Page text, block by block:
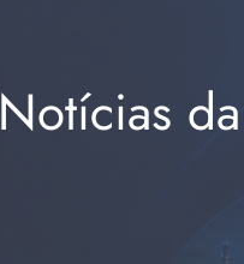
Notícias